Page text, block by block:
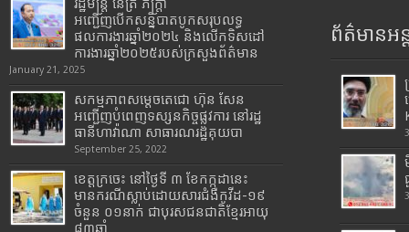
អញ្ជើញបើកសន្និបាតបូកសរុបលទ្ធ
ផលការងារឆ្នាំ២០២៤ និងលើកទិសដៅ
ការងារឆ្នាំ២០២៥របស់​ក្រសួង​ព័ត៌មាន​
January 21, 2025
សកម្មភាពសម្តេចតេជោ ហ៊ុន សែន
អញ្ជើញបំពេញទស្សនកិច្ចផ្លូវការ នៅរដ្ឋ
ធានីហាវ៉ាណា សាធារណរដ្ឋគុយបា
September 25, 2022
ខេត្តក្រចេះ នៅថ្ងៃទី ៣ ខែកក្កដានេះ
មានករណីស្លាប់ដោយសារជំងឺកូវីដ-១៩
ចំនួន ០១នាក់ ជាបុរសជនជាតិខ្មែរអាយុ
៨៣ឆ្នាំ
ព័ត៌មានអន្